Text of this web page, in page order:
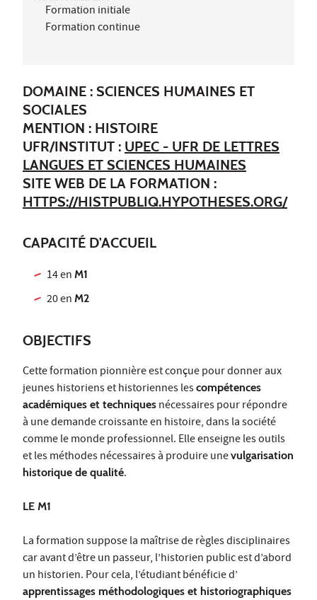
Formation initiale
Formation continue
DOMAINE : SCIENCES HUMAINES ET
SOCIALES
MENTION : HISTOIRE
UFR/INSTITUT : UPEC - UFR DE LETTRES
LANGUES ET SCIENCES HUMAINES
SITE WEB DE LA FORMATION :
HTTPS://HISTPUBLIQ.HYPOTHESES.ORG/
CAPACITÉ D'ACCUEIL
14 enM1
20 enM2
OBJECTIFS
Cette formation pionnière est conçue pour donner aux
jeunes historiens et historiennes lescompétences
académiques et techniques nécessaires pour répondre
à une demande croissante en histoire, dans la société
comme le monde professionnel. Elle enseigne les outils
et les méthodes nécessaires à produire unevulgarisation
historique de qualité.
LE M1
La formation suppose la maîtrise de règles disciplinaires
car avant d’être un passeur, l’historien public est d’abord
un historien. Pour cela, l’étudiant bénéficie d’
apprentissages méthodologiques et historiographiques